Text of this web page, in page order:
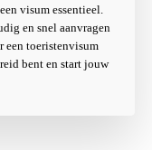
visum essentieel.
en snel aanvragen
een toeristenvisum
bent en start jouw